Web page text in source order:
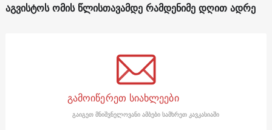
აგვისტოს ომის წლისთავამდე რამდენიმე დღით ადრე
გამოიწერეთ სიახლეები
გაიგეთ მნიშვნელოვანი ამბები სამხრეთ კავკასიაში